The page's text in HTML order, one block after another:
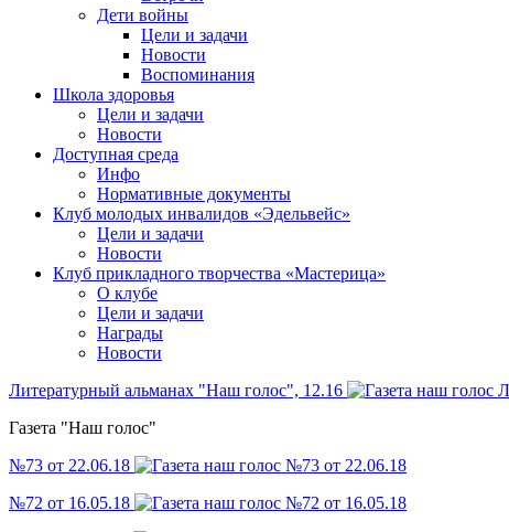
Дети войны
Цели и задачи
Новости
Воспоминания
Школа здоровья
Цели и задачи
Новости
Доступная среда
Инфо
Нормативные документы
Клуб молодых инвалидов «Эдельвейс»
Цели и задачи
Новости
Клуб прикладного творчества «Мастерица»
О клубе
Цели и задачи
Награды
Новости
Литературный альманах "Наш голос", 12.16
Газета "Наш голос"
№73 от 22.06.18
№72 от 16.05.18